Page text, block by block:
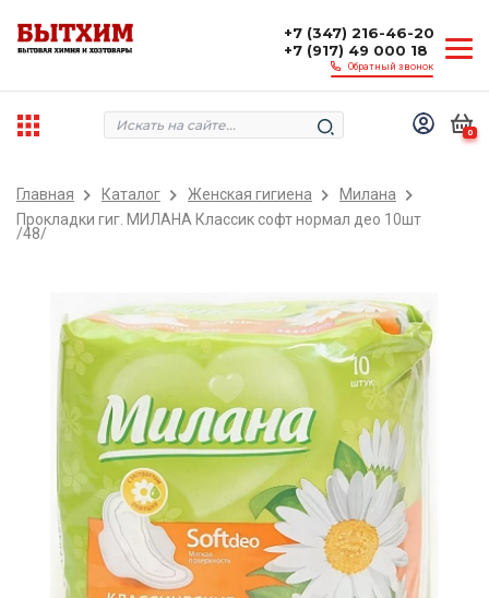
+7 (347) 216-46-20
+7 (917) 49 000 18
Обратный звонок
0
Главная Каталог Женская гигиена
Милана
Прокладки гиг. МИЛАНА Классик софт нормал део 10шт
/48/